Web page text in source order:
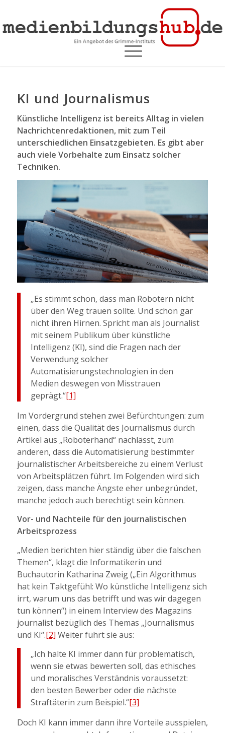
KI und Journalismus
Künstliche Intelligenz ist bereits Alltag in vielen
Nachrichtenredaktionen, mit zum Teil
unterschiedlichen Einsatzgebieten. Es gibt aber
auch viele Vorbehalte zum Einsatz solcher
Techniken.
„Es stimmt schon, dass man Robotern nicht
über den Weg trauen sollte. Und schon gar
nicht ihren Hirnen. Spricht man als Journalist
mit seinem Publikum über künstliche
Intelligenz (KI), sind die Fragen nach der
Verwendung solcher
Automatisierungstechnologien in den
Medien deswegen von Misstrauen
geprägt.“[1]
Im Vordergrund stehen zwei Befürchtungen: zum
einen, dass die Qualität des Journalismus durch
Artikel aus „Roboterhand“ nachlässt, zum
anderen, dass die Automatisierung bestimmter
journalistischer Arbeitsbereiche zu einem Verlust
von Arbeitsplätzen führt. Im Folgenden wird sich
zeigen, dass manche Ängste eher unbegründet,
manche jedoch auch berechtigt sein können.
Vor- und Nachteile für den journalistischen
Arbeitsprozess
„Medien berichten hier ständig über die falschen
Themen“, klagt die Informatikerin und
Buchautorin Katharina Zweig („Ein Algorithmus
hat kein Taktgefühl: Wo künstliche Intelligenz sich
irrt, warum uns das betrifft und was wir dagegen
tun können“) in einem Interview des Magazins
journalist bezüglich des Themas „Journalismus
und KI“.[2] Weiter führt sie aus:
„Ich halte KI immer dann für problematisch,
wenn sie etwas bewerten soll, das ethisches
und moralisches Verständnis voraussetzt:
den besten Bewerber oder die nächste
Straftäterin zum Beispiel.“[3]
Doch KI kann immer dann ihre Vorteile ausspielen,